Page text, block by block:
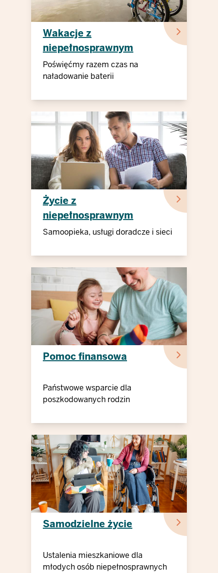
Wakacje z
niepełnosprawnym
dzieckiem
Poświęćmy razem czas na
naładowanie baterii
Życie z
niepełnosprawnym
dzieckiem
Samoopieka, usługi doradcze i sieci
Pomoc finansowa
Państwowe wsparcie dla
poszkodowanych rodzin
Samodzielne życie
Ustalenia mieszkaniowe dla
młodych osób niepełnosprawnych